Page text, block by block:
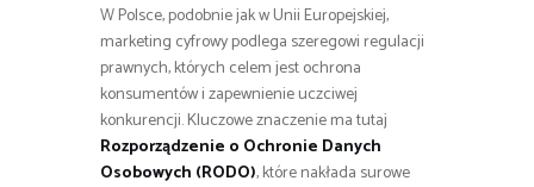
W Polsce, podobnie jak w Unii Europejskiej,
marketing cyfrowy podlega szeregowi regulacji
prawnych, których celem jest ochrona
konsumentów i zapewnienie uczciwej
konkurencji. Kluczowe znaczenie ma tutaj
Rozporządzenie o Ochronie Danych
Osobowych (RODO), które nakłada surowe